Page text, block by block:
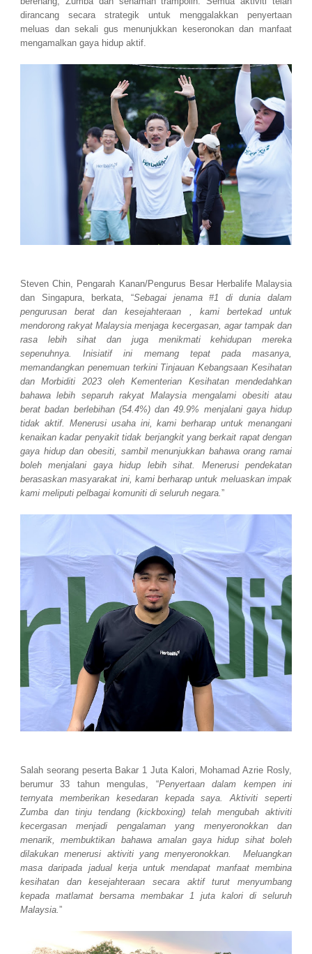
dirancang secara strategik untuk menggalakkan penyertaan
meluas dan sekali gus menunjukkan keseronokan dan manfaat
mengamalkan gaya hidup aktif.
Steven Chin, Pengarah Kanan/Pengurus Besar Herbalife Malaysia
dan Singapura, berkata, “Sebagai jenama #1 di dunia dalam
pengurusan berat dan kesejahteraan , kami bertekad untuk
mendorong rakyat Malaysia menjaga kecergasan, agar tampak dan
rasa lebih sihat dan juga menikmati kehidupan mereka
sepenuhnya. Inisiatif ini memang tepat pada masanya,
memandangkan penemuan terkini Tinjauan Kebangsaan Kesihatan
dan Morbiditi 2023 oleh Kementerian Kesihatan mendedahkan
bahawa lebih separuh rakyat Malaysia mengalami obesiti atau
berat badan berlebihan (54.4%) dan 49.9% menjalani gaya hidup
tidak aktif. Menerusi usaha ini, kami berharap untuk menangani
kenaikan kadar penyakit tidak berjangkit yang berkait rapat dengan
gaya hidup dan obesiti, sambil menunjukkan bahawa orang ramai
boleh menjalani gaya hidup lebih sihat. Menerusi pendekatan
berasaskan masyarakat ini, kami berharap untuk meluaskan impak
kami meliputi pelbagai komuniti di seluruh negara.”
Salah seorang peserta Bakar 1 Juta Kalori, Mohamad Azrie Rosly,
berumur 33 tahun mengulas, “Penyertaan dalam kempen ini
ternyata memberikan kesedaran kepada saya. Aktiviti seperti
Zumba dan tinju tendang (kickboxing) telah mengubah aktiviti
kecergasan menjadi pengalaman yang menyeronokkan dan
menarik, membuktikan bahawa amalan gaya hidup sihat boleh
dilakukan menerusi aktiviti yang menyeronokkan. Meluangkan
masa daripada jadual kerja untuk mendapat manfaat membina
kesihatan dan kesejahteraan secara aktif turut menyumbang
kepada matlamat bersama membakar 1 juta kalori di seluruh
Malaysia. ”